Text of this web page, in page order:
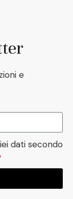
e
dati secondo